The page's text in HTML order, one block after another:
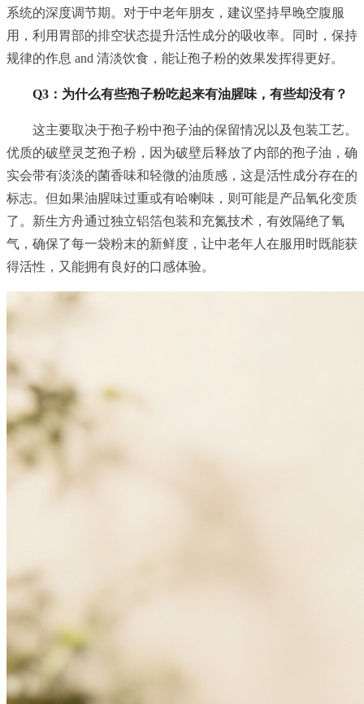
系统的深度调节期。对于中老年朋友，建议坚持早晚空腹服
用，利用胃部的排空状态提升活性成分的吸收率。同时，保持
规律的作息 and 清淡饮食，能让孢子粉的效果发挥得更好。
Q3：为什么有些孢子粉吃起来有油腥味，有些却没有？
这主要取决于孢子粉中孢子油的保留情况以及包装工艺。
优质的破壁灵芝孢子粉，因为破壁后释放了内部的孢子油，确
实会带有淡淡的菌香味和轻微的油质感，这是活性成分存在的
标志。但如果油腥味过重或有哈喇味，则可能是产品氧化变质
了。新生方舟通过独立铝箔包装和充氮技术，有效隔绝了氧
气，确保了每一袋粉末的新鲜度，让中老年人在服用时既能获
得活性，又能拥有良好的口感体验。